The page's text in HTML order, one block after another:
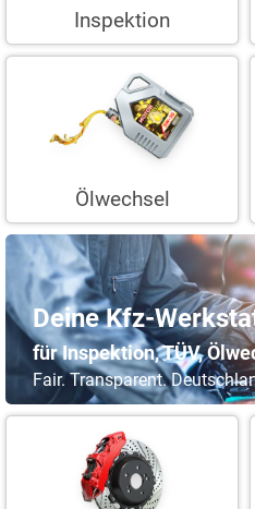
Inspektion
Ölwechsel
Deine Kfz-
für Inspektion, TÜV,
Fair. Transparent.